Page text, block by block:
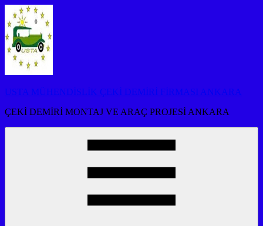
İçeriğe
atla
USTA MÜHENDİSLİK ÇEKİ DEMİRİ FİRMASI ANKARA
ÇEKİ DEMİRİ MONTAJ VE ARAÇ PROJESİ ANKARA